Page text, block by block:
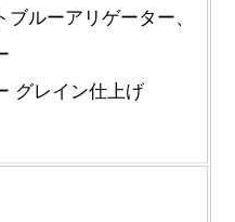
ルーアリゲーター、
グレイン仕上げ